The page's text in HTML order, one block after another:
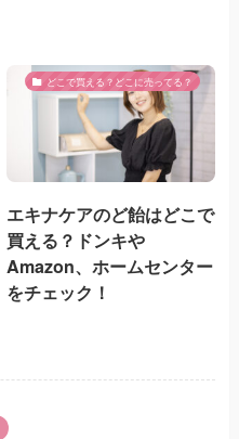
どこで買える？どこに売ってる？
エキナケアのど飴はどこで
買える？ドンキや
Amazon、ホームセンター
をチェック！